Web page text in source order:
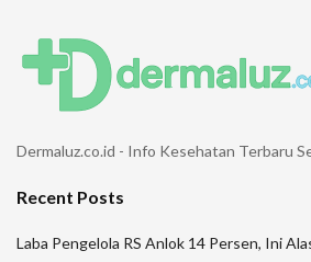
Dermaluz.co.id - Info Kesehatan Terbaru
Recent Posts
Laba Pengelola RS Anlok 14 Persen, Ini